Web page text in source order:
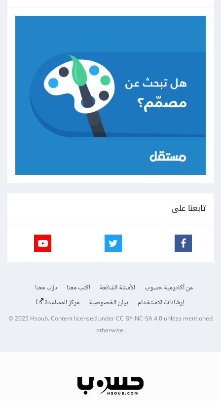
تابعنا على
عن أكاديمية حسوب الأسئلة الشائعة اكتب معنا
درّب معنا
إرشادات الاستخدام
بيان الخصوصية مركز المساعدة
© 2025Hsoub.Content licensed underCC BY-NC-SA 4.0unless mentioned
otherwise.